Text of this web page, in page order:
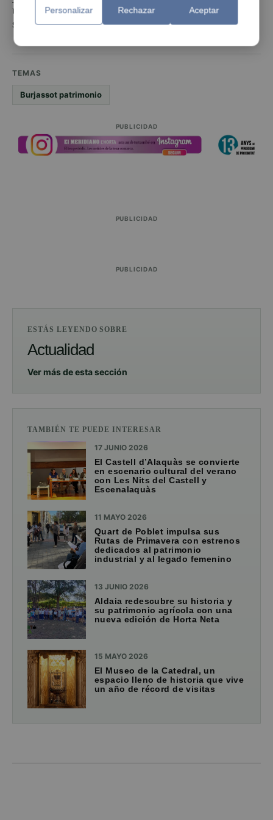
una oportunidad única para descubrir este espacio
singular de Burjassot.
TEMAS
Burjassot patrimonio
PUBLICIDAD
PUBLICIDAD
PUBLICIDAD
ESTÁS LEYENDO SOBRE
Actualidad
Ver más de esta sección
TAMBIÉN TE PUEDE INTERESAR
17 JUNIO 2026
El Castell d’Alaquàs se convierte
en escenario cultural del verano
con Les Nits del Castell y
Escenalaquàs
11 MAYO 2026
Quart de Poblet impulsa sus
Rutas de Primavera con estrenos
dedicados al patrimonio
industrial y al legado femenino
13 JUNIO 2026
Aldaia redescubre su historia y
su patrimonio agrícola con una
nueva edición de Horta Neta
15 MAYO 2026
El Museo de la Catedral, un
espacio lleno de historia que vive
un año de récord de visitas
Personalizar Rechazar Aceptar